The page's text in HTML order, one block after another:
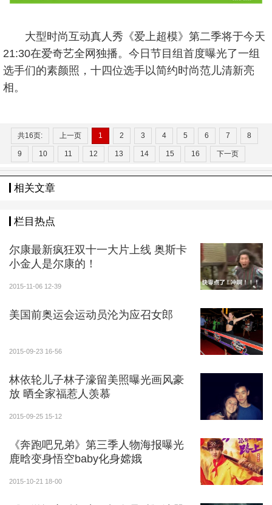
大型时尚互动真人秀《爱上超模》第二季将于今天
21:30在爱奇艺全网独播。今日节目组首度曝光了一组
选手们的素颜照，十四位选手以简约时尚范儿清新亮
相。
共16页: 上一页 1 2 3 4 5 6 7 8
9 10 11 12 13 14 15 16 下一页
相关文章
栏目热点
尔康最新疯狂双十一大片上线 奥斯卡
小金人是尔康的！
2015-11-06 12-39
美国前奥运会运动员沦为应召女郎
2015-09-23 16-56
林依轮儿子林子濠留美照曝光画风豪
放 晒全家福惹人羡慕
2015-09-25 15-12
《奔跑吧兄弟》第三季人物海报曝光
鹿晗变身悟空baby化身嫦娥
2015-10-21 18-00